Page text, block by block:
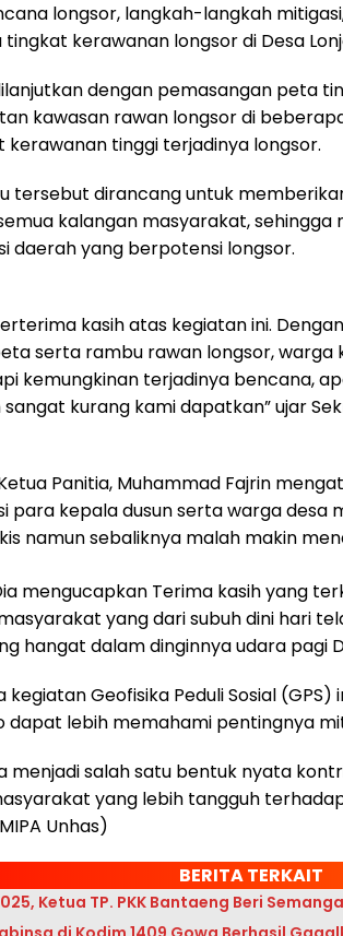
longsor, langkah-langkah
kerawanan longsor di Desa
dengan pemasangan peta
kawasan rawan longsor di
kerawanan tinggi terjadinya longsor.
tersebut dirancang untuk
kalangan masyarakat,
daerah yang berpotensi longsor.
kasih atas kegiatan ini.
serta rambu rawan longsor, warga
kemungkinan terjadinya bencana,
kurang kami dapatkan” ujar
Panitia, Muhammad Fajrin
para kepala dusun serta warga desa
namun sebaliknya malah makin
mengucapkan Terima kasih yang
yang dari subuh dini hari
hangat dalam dinginnya udara pagi
kegiatan Geofisika Peduli Sosial
dapat lebih memahami pentingnya
menjadi salah satu bentuk nyata
yang lebih tangguh
Unhas)
BERITA TERKAIT
Ketua TP. PKK Bantaeng Beri